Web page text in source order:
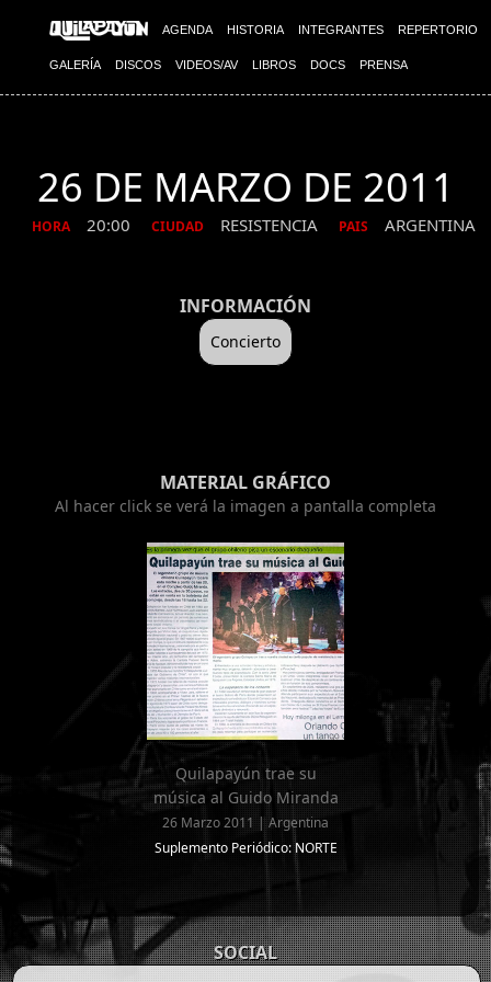
AGENDA HISTORIA INTEGRANTES REPERTORIO
GALERÍA DISCOS VIDEOS/AV LIBROS DOCS PRENSA
26 DE MARZO DE 2011
HORA 20:00 CIUDAD RESISTENCIA PAIS ARGENTINA
INFORMACIÓN
Concierto
MATERIAL GRÁFICO
Al hacer click se verá la imagen a pantalla completa
Quilapayún trae su
música al Guido Miranda
26 Marzo 2011 | Argentina
Suplemento Periódico: NORTE
SOCIAL